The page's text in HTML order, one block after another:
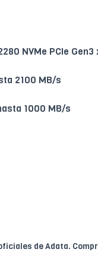
NVMe PCIe Gen3
2100 MB/s
1000 MB/s
de Adata.